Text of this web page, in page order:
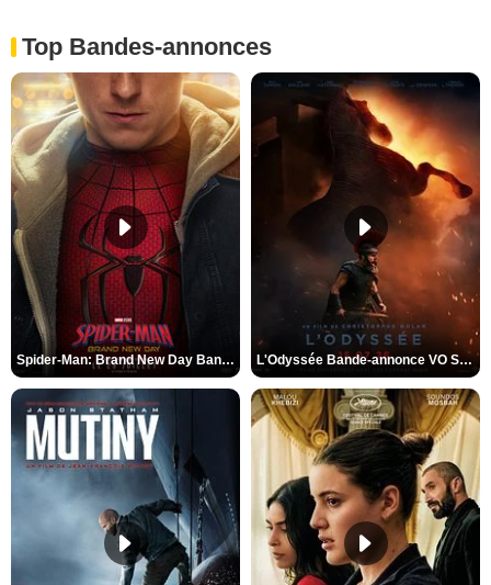
Top Bandes-annonces
Spider-Man: Brand New Day Bande-annonce VO STFR L'Odyssée Bande-annonce VO STFR